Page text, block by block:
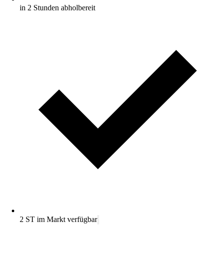
in 2 Stunden abholbereit
2 ST im Markt verfügbar